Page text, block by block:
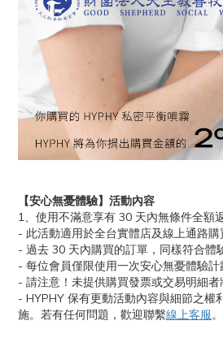
【安心無憂體驗】活動內容
1、使用不滿意享有 30 天內無條件全額
- 此活動適用於全台實體店及線上通路購
- 過去 30 天內購買的訂單，同樣符合體
- 每位會員僅限使用一次安心無憂體驗計
- 請注意！未提供購買發票或交易明細者
- HYPHY 保有更動活動內容與細節之權
施。若有任何問題，歡迎聯繫線上客服。